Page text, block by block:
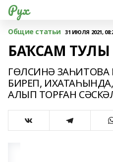
Рух
Общие статьи 31 ИЮЛЯ 2021,
БАҠСАМ
ГӨЛСИНӘ
БИРЕП,
АЛЫП ТОРҒАН